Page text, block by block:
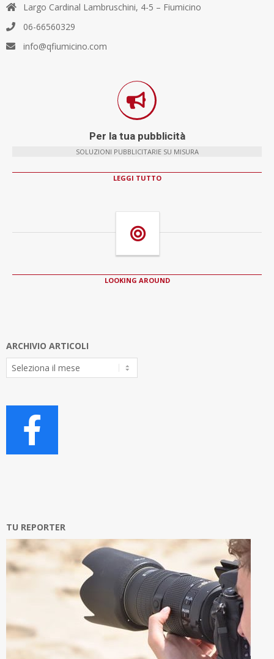
Largo Cardinal Lambruschini, 4-5 – Fiumicino
06-66560329
info@qfiumicino.com
Per la tua pubblicità
SOLUZIONI PUBBLICITARIE SU MISURA
LEGGI TUTTO
LOOKING AROUND
ARCHIVIO ARTICOLI
Archivio
Articoli
TU REPORTER